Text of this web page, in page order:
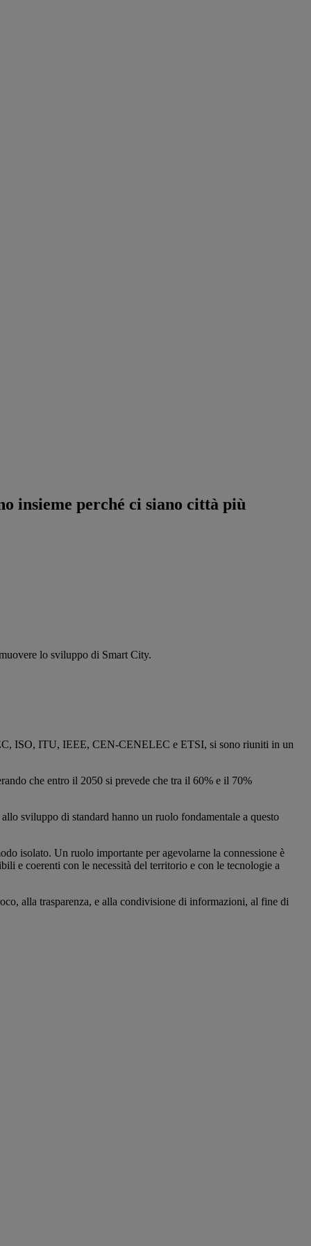
insieme perché ci siano città più
lo sviluppo di Smart City.
ISO, ITU, IEEE, CEN-CENELEC e ETSI, si sono riuniti in un
che entro il 2050 si prevede che tra il 60% e il 70%
sviluppo di standard hanno un ruolo fondamentale a questo
isolato. Un ruolo importante per agevolarne la connessione è
e coerenti con le necessità del territorio e con le tecnologie a
alla trasparenza, e alla condivisione di informazioni, al fine di